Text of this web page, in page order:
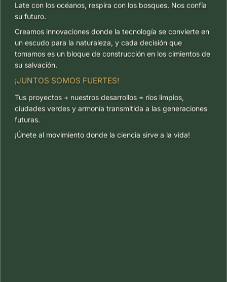
Late con los océanos, respira con los bosques. Nos confía
su futuro.
Creamos innovaciones donde la tecnología se convierte en
un escudo para la naturaleza, y cada decisión que
tomamos es un bloque de construcción en los cimientos de
su salvación.
¡JUNTOS SOMOS FUERTES!
Tus proyectos + nuestros desarrollos = ríos limpios,
ciudades verdes y armonía transmitida a las generaciones
futuras.
¡Únete al movimiento donde la ciencia sirve a la vida!